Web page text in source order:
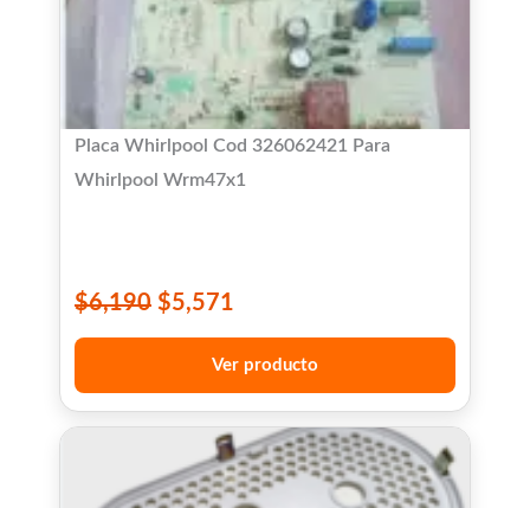
Placa Whirlpool Cod 326062421 Para
Whirlpool Wrm47x1
$6,190 $5,571
Ver producto